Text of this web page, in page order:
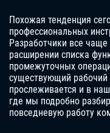
Похожая тенденция
профессиональных
Разработчики все
расширении списка
промежуточных
существующий рабочий
прослеживается и в
где мы подробно
повседневую работу